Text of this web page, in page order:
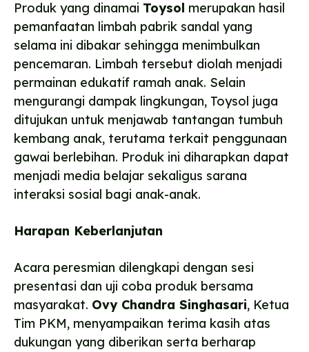
Produk yang dinamai Toysol merupakan hasil
pemanfaatan limbah pabrik sandal yang
selama ini dibakar sehingga menimbulkan
pencemaran. Limbah tersebut diolah menjadi
permainan edukatif ramah anak. Selain
mengurangi dampak lingkungan, Toysol juga
ditujukan untuk menjawab tantangan tumbuh
kembang anak, terutama terkait penggunaan
gawai berlebihan. Produk ini diharapkan dapat
menjadi media belajar sekaligus sarana
interaksi sosial bagi anak-anak.
Harapan Keberlanjutan
Acara peresmian dilengkapi dengan sesi
presentasi dan uji coba produk bersama
masyarakat. Ovy Chandra Singhasari, Ketua
Tim PKM, menyampaikan terima kasih atas
dukungan yang diberikan serta berharap